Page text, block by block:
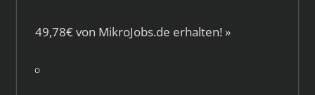
49,78€ von MikroJobs.de erhalten! »